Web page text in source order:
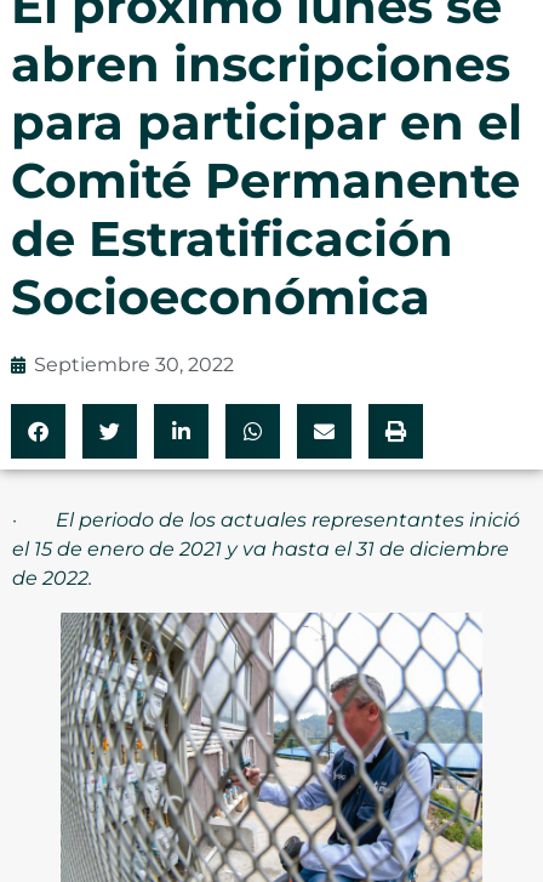
abren inscripciones
para participar en el
Comité Permanente
de Estratificación
Socioeconómica
Septiembre 30, 2022
· El periodo de los actuales representantes inició
el 15 de enero de 2021 y va hasta el 31 de diciembre
de 2022.